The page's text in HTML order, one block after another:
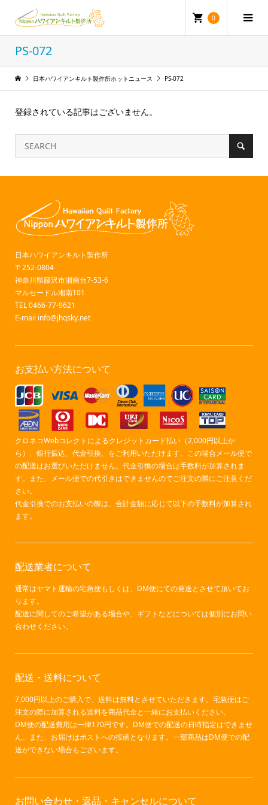
0
PS-072
日本ハワイアンキルト製作所ホットニュース PS-072
登録されている記事はございません。
日本ハワイアンキルト製作所
〒252-0804
神奈川県藤沢市湘南台7-53-6
マルセードル湘南101
TEL 0466-77-9621
E-mail info@jhqsky.net
お支払い方法について
クロネコWebコレクトによるクレジットカード払い（2,000円以上か
ら）、銀行振込、代金引換、をご利用いただけます。この場合メール便で
の配送はお選びいただけません。代金引換の場合は手数料が加算されま
す。また、メール便での代引きはできませんのでご注文の際にご注意くだ
さい。
代金引換でのお支払いの際は、合計金額に応じて以下の手数料が加算され
ます。
配送業者について
通常はヤマト運輸の宅急便もしくは、DM便にての発送とさせて頂いてお
ります。
配送に関してのご希望がある場合や、ギフトなどについては個別にお問い
合わせください。
配送・送料について
7,000円以上のご購入で、送料は無料とさせていただきます。宅急便はご
注文の際に加算される送料を商品代金と一緒にお支払いください。
DM便の配送費用は一律170円です。DM便での配送の日時指定はできませ
ん。また、お届けはポストへの投函となります。一部商品はDM便での配
送ができない場合もございます。
お問い合わせ・返品・キャンセルについて